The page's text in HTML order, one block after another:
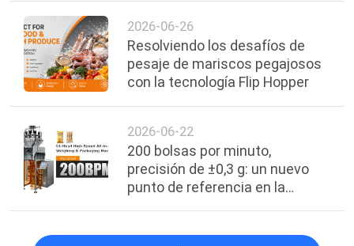
2026-06-26
Resolviendo los desafíos de
pesaje de mariscos pegajosos
con la tecnología Flip Hopper
2026-06-22
200 bolsas por minuto,
precisión de ±0,3 g: un nuevo
punto de referencia en la